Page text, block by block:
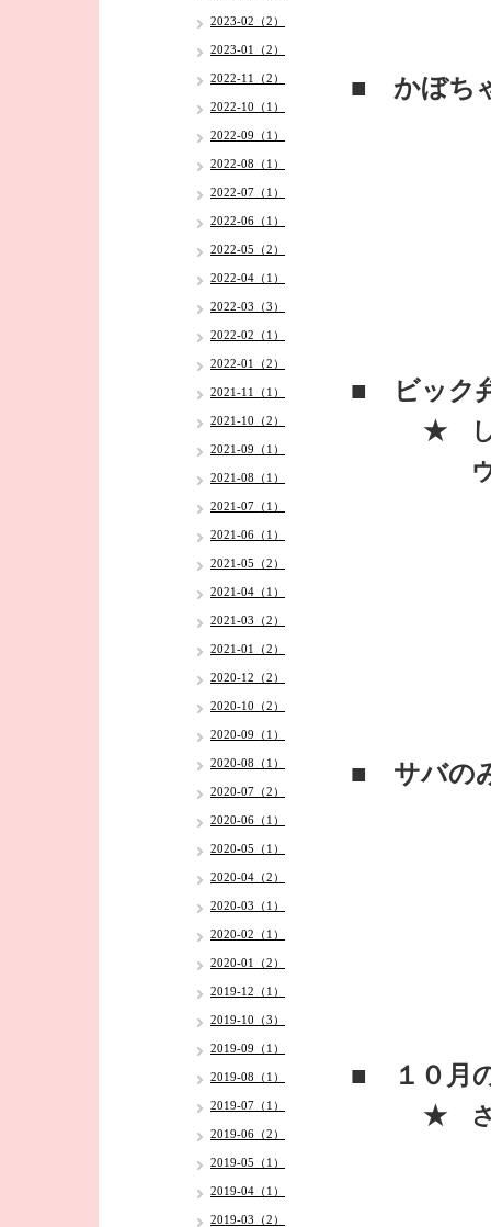
■ かぼち
■ ビック
★ しょう
ウィン
■ サバの
■ １０月
★ さんし
2023-02（2）
2023-01（2）
2022-11（2）
2022-10（1）
2022-09（1）
2022-08（1）
2022-07（1）
2022-06（1）
2022-05（2）
2022-04（1）
2022-03（3）
2022-02（1）
2022-01（2）
2021-11（1）
2021-10（2）
2021-09（1）
2021-08（1）
2021-07（1）
2021-06（1）
2021-05（2）
2021-04（1）
2021-03（2）
2021-01（2）
2020-12（2）
2020-10（2）
2020-09（1）
2020-08（1）
2020-07（2）
2020-06（1）
2020-05（1）
2020-04（2）
2020-03（1）
2020-02（1）
2020-01（2）
2019-12（1）
2019-10（3）
2019-09（1）
2019-08（1）
2019-07（1）
2019-06（2）
2019-05（1）
2019-04（1）
2019-03（2）